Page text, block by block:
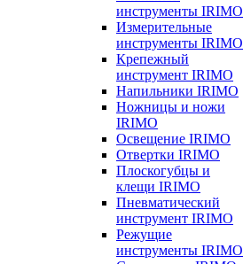
инструменты IRIMO
Измерительные
инструменты IRIMO
Крепежный
инструмент IRIMO
Напильники IRIMO
Ножницы и ножи
IRIMO
Освещение IRIMO
Отвертки IRIMO
Плоскогубцы и
клещи IRIMO
Пневматический
инструмент IRIMO
Режущие
инструменты IRIMO